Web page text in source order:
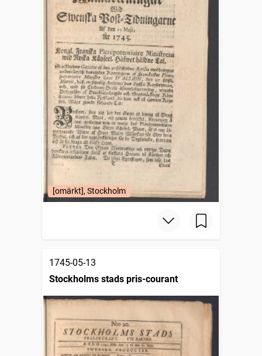
[omärkt], Stockholm
1745-05-13
Stockholms stads pris-courant